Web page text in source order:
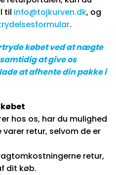
til info@tojkurven.dk, og
.
købet ved at nægte
at give os
at afhente din pakke i
hos os, har du mulighed
retur, selvom de er
retur,
dit køb.